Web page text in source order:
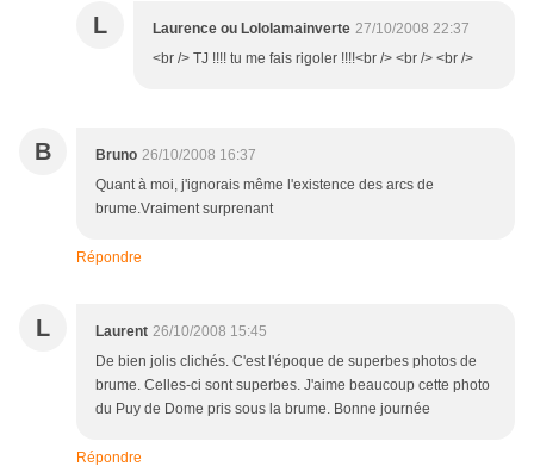
L Laurence ou Lololamainverte 27/10/2008 22:37
<br /> TJ !!!! tu me fais rigoler !!!!<br /> <br /> <br />
B Bruno 26/10/2008 16:37
Quant à moi, j'ignorais même l'existence des arcs de
brume.Vraiment surprenant
Répondre
L Laurent 26/10/2008 15:45
De bien jolis clichés. C'est l'époque de superbes photos de
brume. Celles-ci sont superbes. J'aime beaucoup cette photo
du Puy de Dome pris sous la brume. Bonne journée
Répondre